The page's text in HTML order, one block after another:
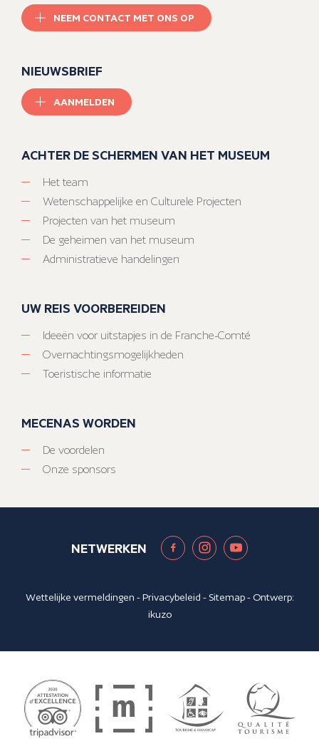
NEEM CONTACT MET ONS OP
NIEUWSBRIEF
AANMELDEN
ACHTER DE SCHERMEN VAN HET MUSEUM
Het team
Wetenschappelijke en Culturele Projecten
Projecten van het museum
De geheimen van het museum
Administratieve handelingen
UW REIS VOORBEREIDEN
Ideeën voor uitstapjes in de Franche-Comté
Overnachtingsmogelijkheden
Toeristische informatie
MECENAS WORDEN
De voordelen
Onze sponsors
NETWERKEN
Wettelijke vermeldingen -Privacybeleid - Sitemap- Ontwerp:
ikuzo